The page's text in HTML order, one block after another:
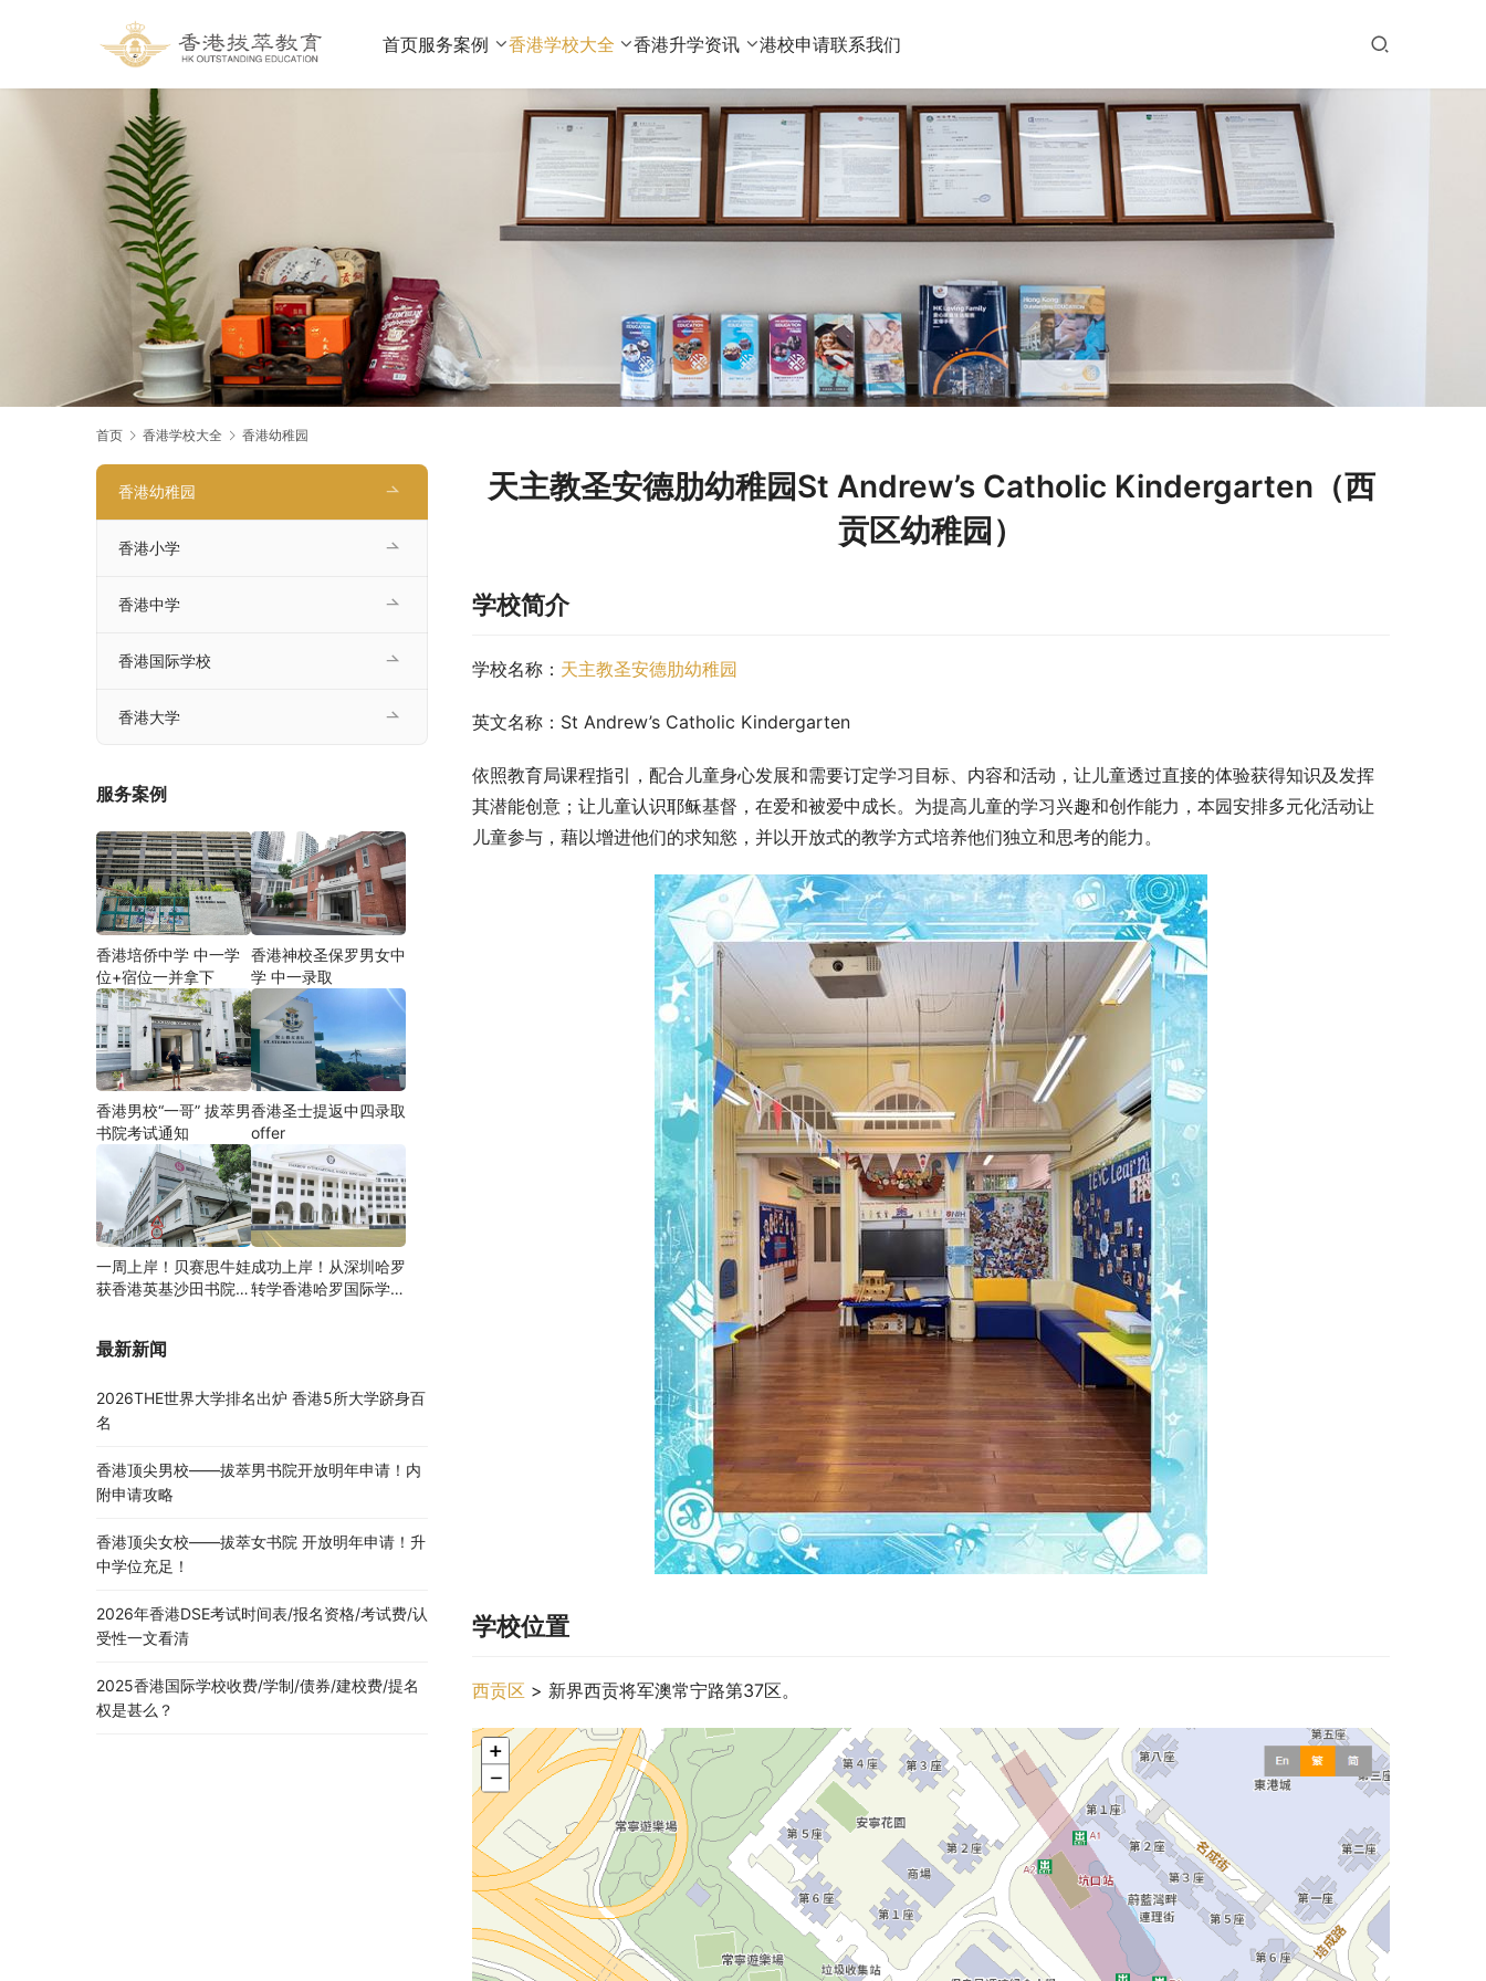
首页服务案例 香港学校大全 香港升学资讯 港校申请联系我们
首页 香港学校大全 香港幼稚园
天主教圣安德肋幼稚园St Andrew’s Catholic Kindergarten（西
贡区幼稚园）
学校简介
学校名称： 天主教圣安德肋幼稚园
英文名称：St Andrew’s Catholic Kindergarten
依照教育局课程指引，配合儿童身心发展和需要订定学习目标、内容和活动，让儿童透过直接的体验获得知识及发挥
其潜能创意；让儿童认识耶稣基督，在爱和被爱中成长。为提高儿童的学习兴趣和创作能力，本园安排多元化活动让
儿童参与，藉以增进他们的求知慾，并以开放式的教学方式培养他们独立和思考的能力。
学校位置
西贡区 > 新界西贡将军澳常宁路第37区。
香港幼稚园
香港小学
香港中学
香港国际学校
香港大学
服务案例
香港培侨中学 中一学
位+宿位一并拿下
香港神校圣保罗男女中
学 中一录取
香港男校“一哥” 拔萃男
书院考试通知
香港圣士提返中四录取
offer
一周上岸！贝赛思牛娃
获香港英基沙田书院录
成功上岸！从深圳哈罗
转学香港哈罗国际学
最新新闻
2026THE世界大学排名出炉 香港5所大学跻身百
名
香港顶尖男校——拔萃男书院开放明年申请！内
附申请攻略
香港顶尖女校——拔萃女书院 开放明年申请！升
中学位充足！
2026年香港DSE考试时间表/报名资格/考试费/认
受性一文看清
2025香港国际学校收费/学制/债券/建校费/提名
权是甚么？